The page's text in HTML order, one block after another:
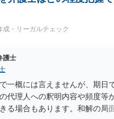
をする制度です。 ですので、
示しますし、もちろん、断ら
士が依頼を受けて事件を調査
上、「弁護士は、受任してい
すので、個人の事件（受任し
ことになります。 以上、ご参
成・リーガルチェック
護士
一概には言えませんが、期日
代理人への釈明内容や頻度等
る場合もあります。和解の局